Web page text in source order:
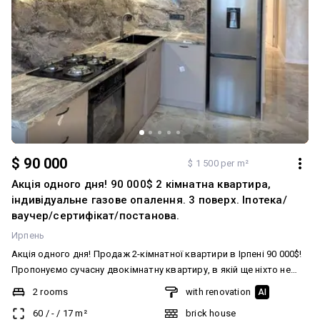
$ 90 000 $ 1 500 per m²
Акція одного дня! 90 000$ 2 кімнатна квартира,
індивідуальне газове опалення. 3 поверх. Іпотека/
ваучер/сертифікат/постанова.
Ирпень
Акція одного дня! Продаж 2-кімнатної квартири в Ірпені 90 000$!
Пропонуємо сучасну двокімнатну квартиру, в якій ще ніхто не
проживав. Новий якісний ремонт, повністю укомплектована
меблями та технікою — можна заїжджати одразу після покупки.
Переваги квартири: • новий ремонт; • меблі та побутова техніка; •
2 rooms
60 / - / 17 m²
with renovation AI
brick house